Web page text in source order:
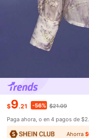
$9.21 -56% $21.09
Paga ahora, o en 4 pagos de
Ahorra